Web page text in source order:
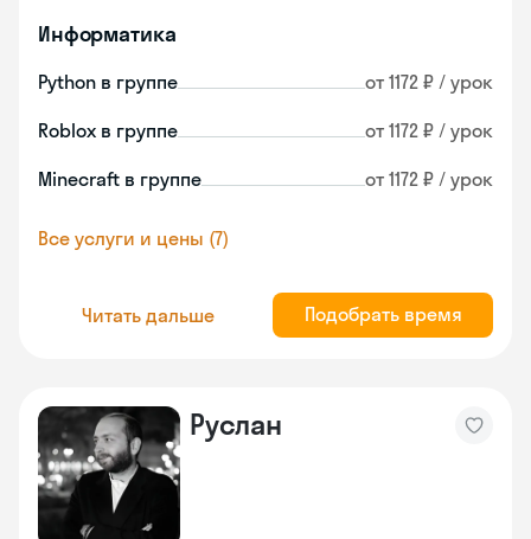
Информатика
Python в группе от 1172 ₽ / урок
Roblox в группе от 1172 ₽ / урок
Minecraft в группе от 1172 ₽ / урок
Все услуги и цены (7)
Читать дальше Подобрать время
Руслан